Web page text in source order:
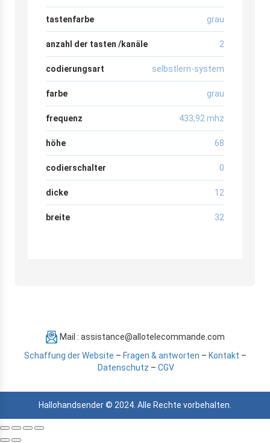
tastenfarbe grau
anzahl der tasten /kanäle 2
codierungsart selbstlern-system
farbe grau
frequenz 433,92 mhz
höhe 68
codierschalter 0
dicke 12
breite 32
Mail : assistance@allotelecommande.com
Schaffung der Website – Fragen & antworten – Kontakt –
Datenschutz – CGV
Hallohandsender © 2024. Alle Rechte vorbehalten.